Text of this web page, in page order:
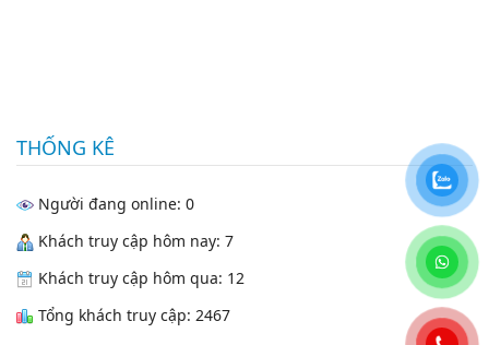
THỐNG KÊ
Người đang online: 0
Khách truy cập hôm nay: 7
Khách truy cập hôm qua: 12
Tổng khách truy cập: 2467